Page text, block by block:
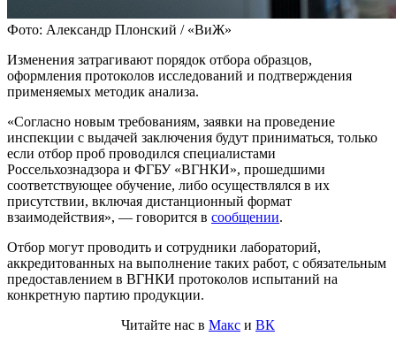
Фото: Александр Плонский / «ВиЖ»
Изменения затрагивают порядок отбора образцов,
оформления протоколов исследований и подтверждения
применяемых методик анализа.
«Согласно новым требованиям, заявки на проведение
инспекции с выдачей заключения будут приниматься, только
если отбор проб проводился специалистами
Россельхознадзора и ФГБУ «ВГНКИ», прошедшими
соответствующее обучение, либо осуществлялся в их
присутствии, включая дистанционный формат
взаимодействия», — говорится в сообщении.
Отбор могут проводить и сотрудники лабораторий,
аккредитованных на выполнение таких работ, с обязательным
предоставлением в ВГНКИ протоколов испытаний на
конкретную партию продукции.
Читайте нас в Макс и ВК